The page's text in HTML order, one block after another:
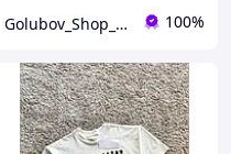
Golubov_Shop_UA 100%